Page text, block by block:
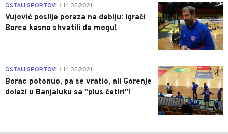
1
OSTALI SPORTOVI 14.02.2021.
Vujović poslije poraza na debiju: Igrači
Borca kasno shvatili da mogu!
3
OSTALI SPORTOVI 14.02.2021.
Borac potonuo, pa se vratio, ali Gorenje
dolazi u Banjaluku sa "plus četiri"!